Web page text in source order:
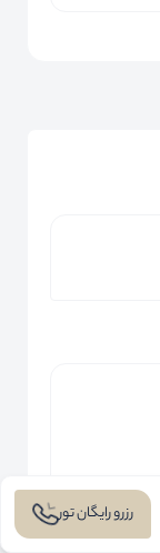
رزرو رایگان تور